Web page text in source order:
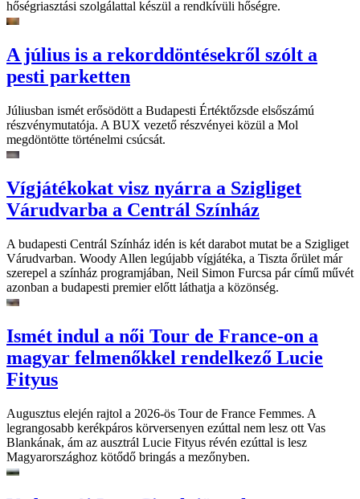
hőségriasztási szolgálattal készül a rendkívüli hőségre.
A július is a rekorddöntésekről szólt a
pesti parketten
Júliusban ismét erősödött a Budapesti Értéktőzsde elsőszámú
részvénymutatója. A BUX vezető részvényei közül a Mol
megdöntötte történelmi csúcsát.
Vígjátékokat visz nyárra a Szigliget
Várudvarba a Centrál Színház
A budapesti Centrál Színház idén is két darabot mutat be a Szigliget
Várudvarban. Woody Allen legújabb vígjátéka, a Tiszta őrület már
szerepel a színház programjában, Neil Simon Furcsa pár című művét
azonban a budapesti premier előtt láthatja a közönség.
Ismét indul a női Tour de France-on a
magyar felmenőkkel rendelkező Lucie
Fityus
Augusztus elején rajtol a 2026-ös Tour de France Femmes. A
legrangosabb kerékpáros körversenyen ezúttal nem lesz ott Vas
Blankának, ám az ausztrál Lucie Fityus révén ezúttal is lesz
Magyarországhoz kötődő bringás a mezőnyben.